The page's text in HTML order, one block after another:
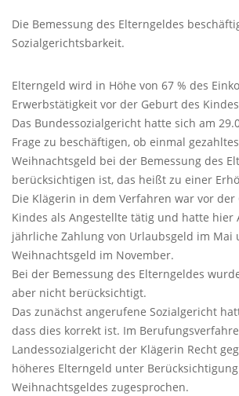
Die Bemessung des Elterngeldes
Sozialgerichtsbarkeit.
Elterngeld wird in Höhe von 67 % des
Erwerbstätigkeit vor der Geburt des
Das Bundessozialgericht hatte sich am
Frage zu beschäftigen, ob einmal
Weihnachtsgeld bei der Bemessung des
berücksichtigen ist, das heißt zu einer
Die Klägerin in dem Verfahren war vor
Kindes als Angestellte tätig und hatte hier
jährliche Zahlung von Urlaubsgeld im Mai
Weihnachtsgeld im November.
Bei der Bemessung des Elterngeldes
aber nicht berücksichtigt.
Das zunächst angerufene Sozialgericht
dass dies korrekt ist. Im
Landessozialgericht der Klägerin Recht
höheres Elterngeld unter
Weihnachtsgeldes zugesprochen.